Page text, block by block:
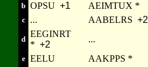
b OPSU +1 AEIMTUX *
c ... AABELRS +2
d
EEGINRT
* +2
...
e EELU AAKPPS *